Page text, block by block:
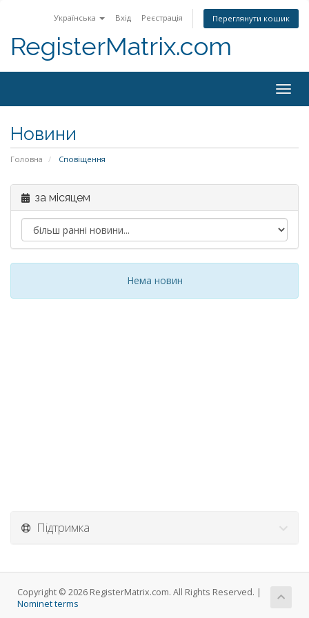
Українська Вхід Реєстрація Переглянути кошик
RegisterMatrix.com
Новини
Головна Сповіщення
за місяцем
Нема новин
Підтримка
Copyright © 2026 RegisterMatrix.com. All Rights Reserved. |
Nominet terms